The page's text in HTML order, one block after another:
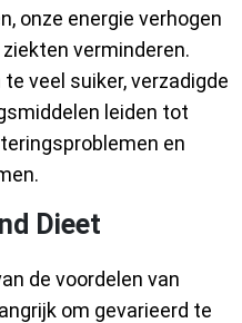
onze energie verhogen
verminderen.
veel suiker, verzadigde
leiden tot
en
Dieet
de voordelen van
om gevarieerd te